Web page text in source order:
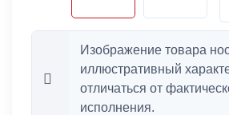
Изображение товара
иллюстративный
отличаться от
исполнения.